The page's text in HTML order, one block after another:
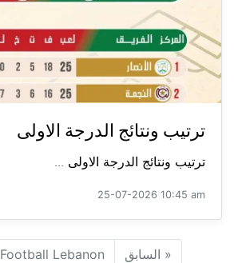
ترتيب ونتائج الدرجة الاولى
ترتيب ونتائج الدرجة الاولى ...
25-07-2026 10:45 am
« السابق Football Lebanon